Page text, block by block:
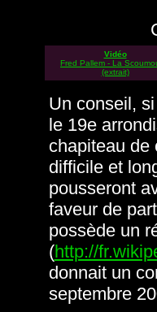
Vidéo
Fred Pallem - La
(extrait)
Un conseil,
le 19e
chapiteau de
difficile et
pousseront
faveur de
possède un
(http://
donnait un
septembre